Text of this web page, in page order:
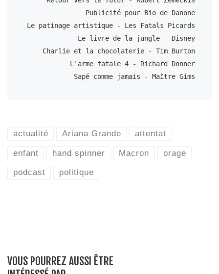
Publicité pour Bio de Danone
Le patinage artistique - Les Fatals Picards
Le livre de la jungle - Disney
Charlie et la chocolaterie - Tim Burton
L'arme fatale 4 - Richard Donner
Sapé comme jamais - Maître Gims
actualité Ariana Grande attentat
enfant hand spinner Macron orage
podcast politique
VOUS POURREZ AUSSI ÊTRE